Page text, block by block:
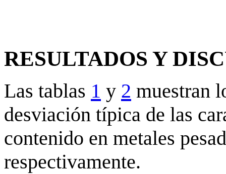
RESULTADOS Y
Las tablas 1 y 2 muestran
desviación típica de las
contenido en metales
respectivamente.